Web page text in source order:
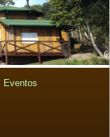
Eventos